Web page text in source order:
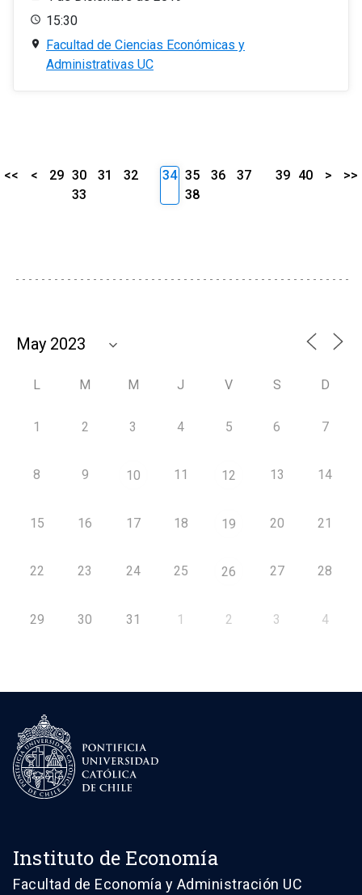
15:30
Facultad de Ciencias Económicas y
Administrativas UC
<< < 29 30 31
32
33
34 35 36
37
38
39 40 > >>
L M M J V S D
1 2 3 4 5 6 7
8 9 10 11 12 13 14
15 16 17 18 19 20 21
22 23 24 25 26 27 28
29 30 31 1 2 3 4
Instituto de Economía
Facultad de Economía y Administración UC